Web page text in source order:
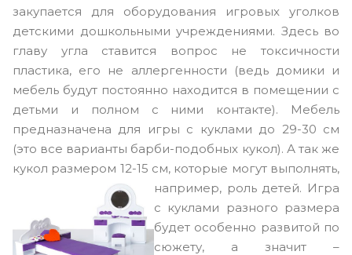
закупается для оборудования игровых уголков
детскими дошкольными учреждениями. Здесь во
главу угла ставится вопрос не токсичности
пластика, его не аллергенности (ведь домики и
мебель будут постоянно находится в помещении с
детьми и полном с ними контакте). Мебель
предназначена для игры с куклами до 29-30 см
(это все варианты барби-подобных кукол). А так же
кукол размером 12-15 см, которые могут выполнять,
например, роль детей. Игра
с куклами разного размера
будет особенно развитой по
сюжету, а значит –